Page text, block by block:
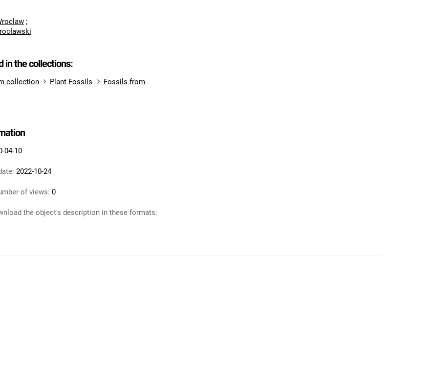
;
in the collections:
collection Plant Fossils
Fossils from
04-10
2022-10-24
of views: 0
the object's description in these formats: